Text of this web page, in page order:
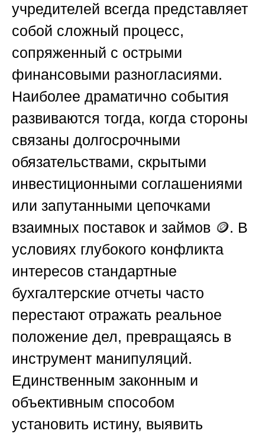
учредителей всегда представляет
собой сложный процесс,
сопряженный с острыми
финансовыми разногласиями.
Наиболее драматично события
развиваются тогда, когда стороны
связаны долгосрочными
обязательствами, скрытыми
инвестиционными соглашениями
или запутанными цепочками
взаимных поставок и займов 🪙. В
условиях глубокого конфликта
интересов стандартные
бухгалтерские отчеты часто
перестают отражать реальное
положение дел, превращаясь в
инструмент манипуляций.
Единственным законным и
объективным способом
установить истину, выявить